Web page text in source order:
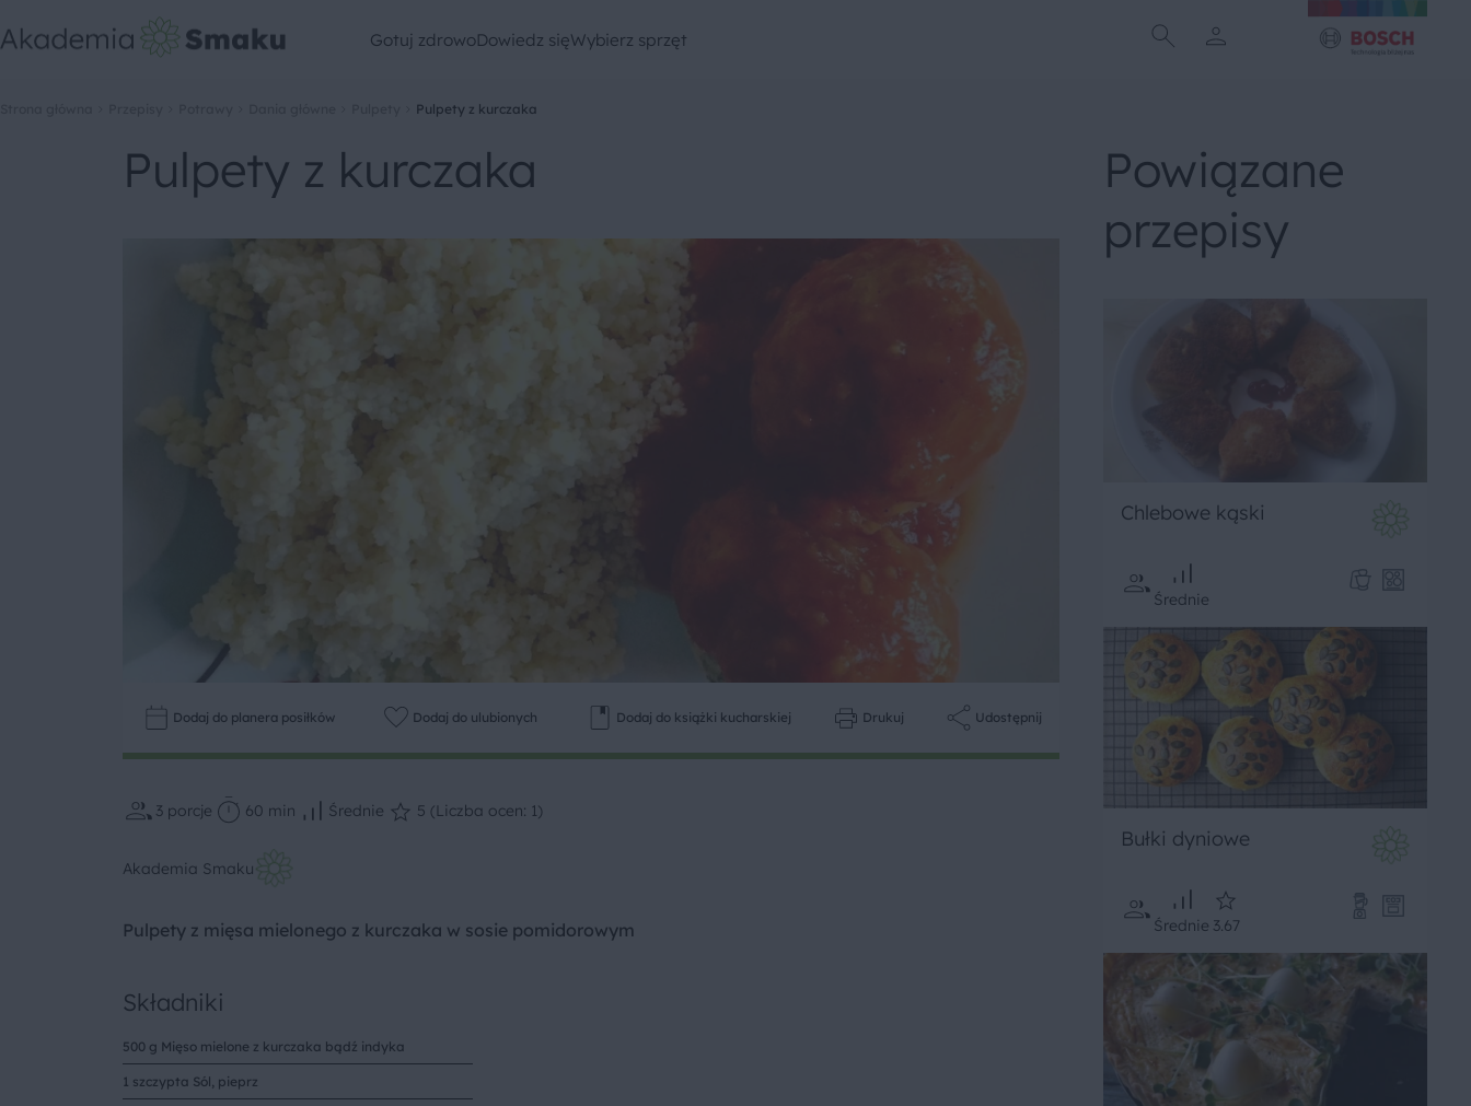
Gotuj zdrowoDowiedz sięWybierz sprzęt
Pulpety z kurczaka
Pulpety z kurczaka
Dodaj do planera posiłków Dodaj do ulubionych Dodaj do książki kucharskiej Drukuj Udostępnij
3 porcje 60 min Średnie 5 (Liczba ocen: 1)
Akademia Smaku
Pulpety z mięsa mielonego z kurczaka w sosie pomidorowym
Składniki
500 g Mięso mielone z kurczaka bądź indyka
1 szczypta Sól, pieprz
Powiązane
przepisy
Chlebowe kąski
Średnie
Bułki dyniowe
Średnie 3.67